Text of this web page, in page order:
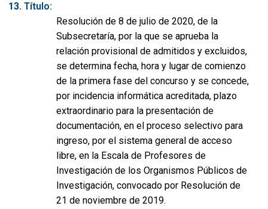
Título:
Resolución de 8 de julio de 2020, de la
Subsecretaría, por la que se aprueba la
relación provisional de admitidos y excluidos,
se determina fecha, hora y lugar de comienzo
de la primera fase del concurso y se concede,
por incidencia informática acreditada, plazo
extraordinario para la presentación de
documentación, en el proceso selectivo para
ingreso, por el sistema general de acceso
libre, en la Escala de Profesores de
Investigación de los Organismos Públicos de
Investigación, convocado por Resolución de
21 de noviembre de 2019.